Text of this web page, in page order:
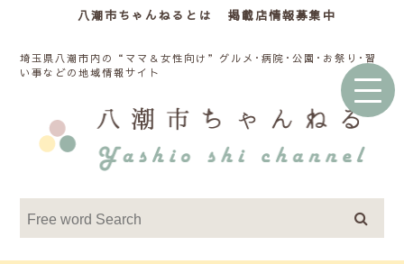
八潮市ちゃんねるとは 掲載店情報募集中
埼玉県八潮市内の“ママ＆女性向け”グルメ･病院･公園･お祭り･習
い事などの地域情報サイト